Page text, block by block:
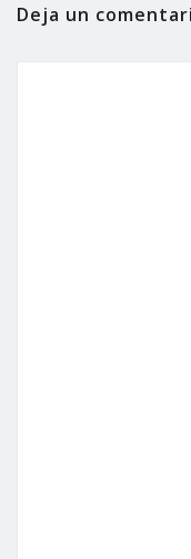
Deja un